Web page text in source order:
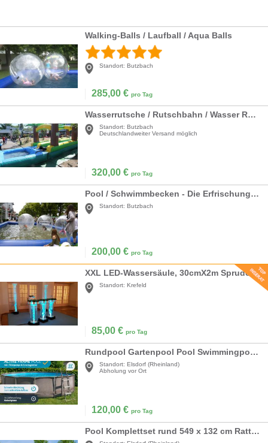
Walking-Balls / Laufball / Aqua Balls
Standort: Butzbach
285,00 € pro Tag
Wasserrutsche / Rutschbahn / Wasser Rutschbahn
Standort: Butzbach
Deutschlandweiter Versand möglich
320,00 € pro Tag
Pool / Schwimmbecken - Die Erfrischung an heißen Sommertagen
Standort: Butzbach
200,00 € pro Tag
XXL LED-Wassersäule, 30cmX2m Sprudelsäule, Wassersäulen, Blubbersäulen
Standort: Krefeld
85,00 € pro Tag
Rundpool Gartenpool Pool Swimmingpool Wasserpool Ø 457 x 106 cm Erfrischung Abkühlung Gartenspaß
Standort: Elsdorf (Rheinland)
Abholung vor Ort
120,00 € pro Tag
Pool Komplettset rund 549 x 132 cm Rattan Optik grau Aufstellpool Set Gartenpool & Schwimmbecken